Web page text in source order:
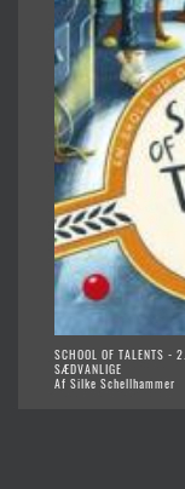
SCHOOL OF TALENTS -
SÆDVANLIGE
Af Silke Schellhammer